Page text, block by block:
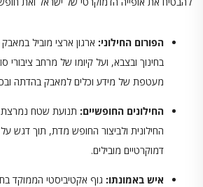
הפורום החילוני: ארגון ארצי מוביל במאבק
בחינוך ובצבא, ועל קיומו של מרחב ציבורי
מעטפת של מידע וכלים למאבק בהדתה
החילונים החופשיים: תנועת שטח
החילונית ולביצור החופש מדת, תוך דגש על
דמוקרטיים מובילים.
איש באמונתו: גוף אקטיביסטי הממוקד